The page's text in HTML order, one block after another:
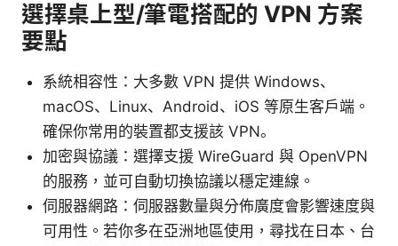
選擇桌上型/筆電搭配的 VPN 方案
要點
系統相容性：大多數 VPN 提供 Windows、
macOS、Linux、Android、iOS 等原生客戶端。
確保你常用的裝置都支援該 VPN。
加密與協議：選擇支援 WireGuard 與 OpenVPN
的服務，並可自動切換協議以穩定連線。
伺服器網路：伺服器數量與分佈廣度會影響速度與
可用性。若你多在亞洲地區使用，尋找在日本、台